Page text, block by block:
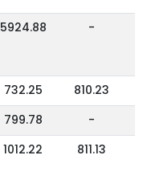
5924.88 -
732.25 810.23
799.78
-
1012.22 811.13